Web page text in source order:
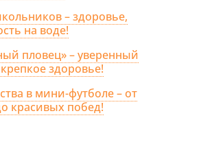
– здоровье,
на воде!
пловец» – уверенный
здоровье!
в мини-футболе – от
красивых побед!